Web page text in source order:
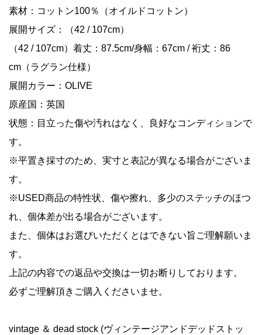
素材：コットン100％（オイルドコットン）
展開サイズ：（42 / 107cm）
（42 / 107cm）着丈：87.5cm/身幅：67cm / 裄丈：86
cm（ラグラン仕様）
展開カラー：OLIVE
原産国：英国
状態：目立った傷や汚れはなく、良好なコンディションで
す。
※平置き採寸のため、実寸と表記が異なる場合がございま
す。
※USED商品の特性状、傷や擦れ、多少のステッチのほつ
れ、個体差が出る場合がございます。
また、個体はお選びいただくとはできない旨ご理解願いま
す。
上記の内容での返品や交換は一切お断りしております。
必ずご理解頂きご購入くださいませ。
vintage ＆ dead stock (ヴィンテージアンドデッドストッ